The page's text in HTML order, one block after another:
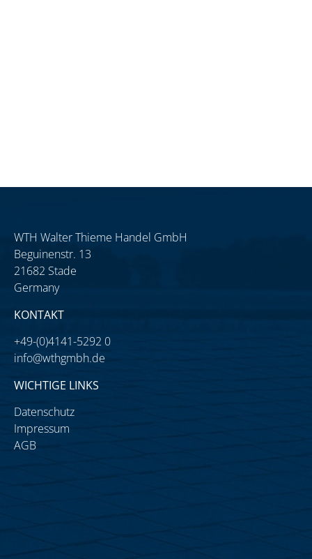
WTH Walter Thieme Handel GmbH
Beguinenstr. 13
21682 Stade
Germany
KONTAKT
+49-(0)4141-5292 0
info@wthgmbh.de
WICHTIGE LINKS
Datenschutz
Impressum
AGB